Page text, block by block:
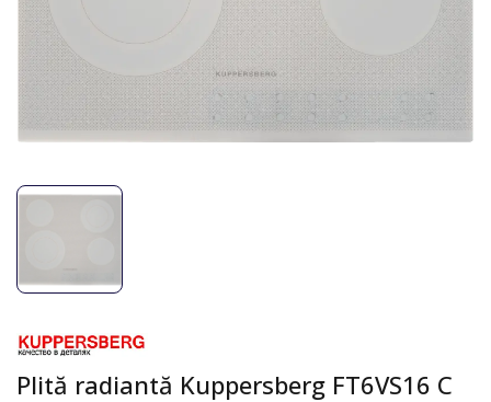
Plită radiantă Kuppersberg FT6VS16 C